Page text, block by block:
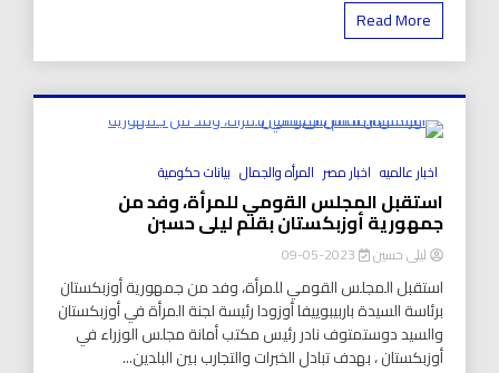
Read More
اخبار عالميه اخبار مصر المرأه والجمال بيانات حكومية
استقبل المجلس القومي للمرأة، وفد من
جمهورية أوزبكستان بقلم ليلى حسبن
ليلى حسين
استقبل المجلس القومي للمرأة، وفد من جمهورية أوزبكستان
برئاسة السيدة باربيبوييفا أوزودا رئيسة لجنة المرأة في أوزبكستان
والسيد دوستمتوف نادر رئيس مكتب أمانة مجلس الوزراء في
أوزبكستان ، بهدف تبادل الخبرات والتجارب بين البلدين...